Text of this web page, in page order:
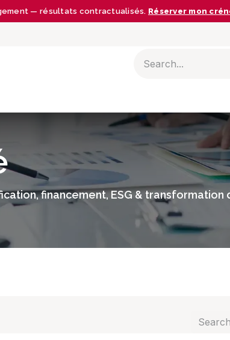
— résultats contractualisés. Réserver mon
financement, ESG & transformation